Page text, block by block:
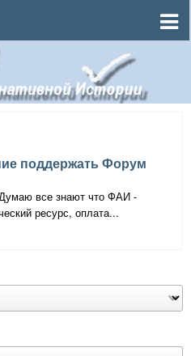
поддержать Форум
все знают что ФАИ -
ресурс, оплата...